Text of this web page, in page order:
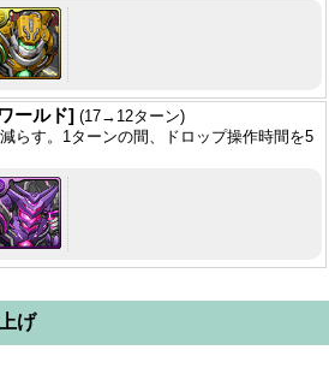
ールド] (17→12ターン)
らす。1ターンの間、ドロップ操作時間を5
げ